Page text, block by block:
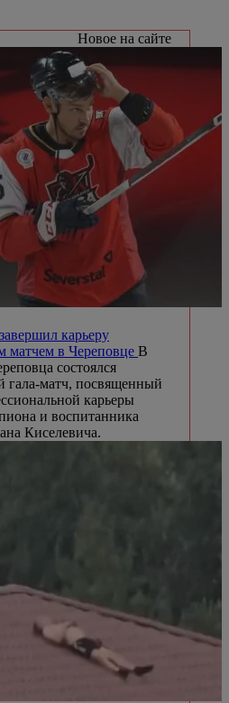
Новое на сайте
карьеру
матчем в Череповце В
состоялся
гала-матч, посвященный
карьеры
и воспитанника
Киселевича.